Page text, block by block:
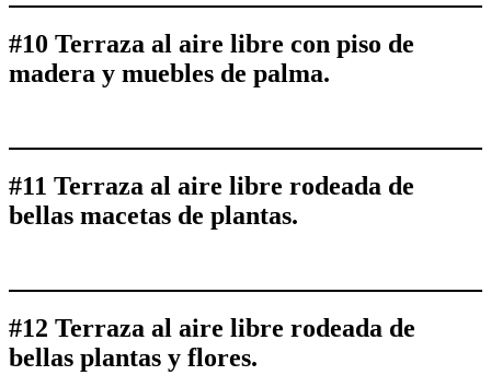
#10 Terraza al aire libre con piso de
madera y muebles de palma.
#11 Terraza al aire libre rodeada de
bellas macetas de plantas.
#12 Terraza al aire libre rodeada de
bellas plantas y flores.